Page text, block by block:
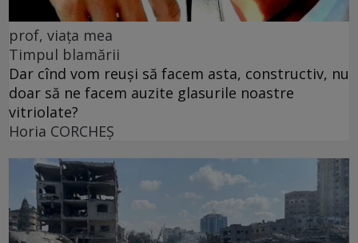
prof, viața mea
Timpul blamării
Dar cînd vom reuși să facem asta, constructiv, nu
doar să ne facem auzite glasurile noastre
vitriolate?
Horia CORCHEŞ